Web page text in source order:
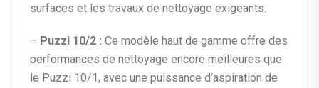
surfaces et les travaux de nettoyage exigeants.
– Puzzi 10/2 : Ce modèle haut de gamme offre des
performances de nettoyage encore meilleures que
le Puzzi 10/1, avec une puissance d’aspiration de